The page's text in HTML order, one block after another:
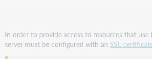
In order to provide access to resources that
server must be configured with an SSL